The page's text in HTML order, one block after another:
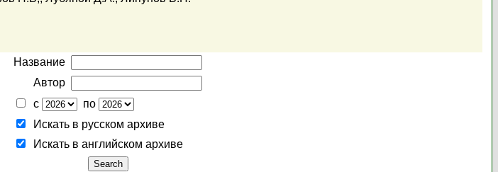
Название
Автор
с
по
Искать в русском архиве
Искать в английском архиве